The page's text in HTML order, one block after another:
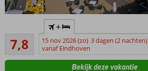
Halfpension
ook
mogelijk
7,8
Goed
5
beoordelingen
+
15 nov 2026 (zo) 3 dagen (2 nachten)
vanaf Eindhoven
Bekijk deze vakantie